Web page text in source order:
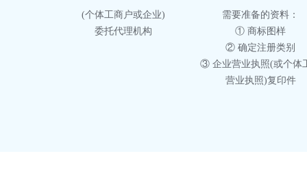
(个体工商户或企业)
委托代理机构
需要准备的资料：
① 商标图样
② 确定注册类别
③ 企业营业执照(或个体
营业执照)复印件